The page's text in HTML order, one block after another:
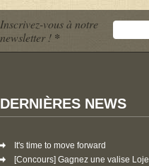
Inscrivez-vous à notre
newsletter ! *
DERNIÈRES NEWS
It's time to move forward
[Concours] Gagnez une valise Lojel